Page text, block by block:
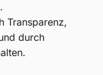
Online-
Transparenz,
durch